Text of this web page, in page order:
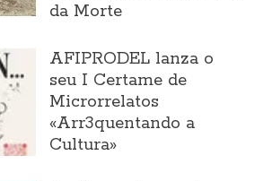
da Morte
AFIPRODEL lanza o
seu I Certame de
Microrrelatos
«Arr3quentando a
Cultura»